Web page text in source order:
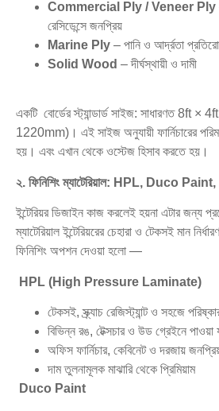
Commercial Ply / Veneer Ply
রেসিডেন্সে জনপ্রিয়
Marine Ply – পানি ও আর্দ্রতা
Solid Wood – দীর্ঘস্থায়ী ও দামী
একটি বোর্ডের স্ট্যান্ডার্ড সাইজ: সাধারণত 8ft
1220mm)। এই সাইজ অনুযায়ী ফার্নিচারের
হয়। এবং এখান থেকে ওস্টেজ হিসাব করতে হয়।
২. ফিনিশিং ম্যাটেরিয়াল: HPL, Duco
ইন্টেরিয়র ডিজাইন কাজ করলেই হয়না এটার জন্য
ম্যাটেরিয়াল ইন্টেরিয়রের চেহারা ও টেকসই মান
ফিনিশিং অপশন দেওয়া হলো —
HPL (High Pressure Laminate)
টেকসই, স্ক্র্যাচ রেজিস্ট্যান্ট ও সহজে
বিভিন্ন রঙ, টেক্সচার ও উড গ্রেইনে পাওয়া
অফিস ফার্নিচার, কেবিনেট ও দরজায়
দাম তুলনামূলক মাঝারি থেকে প্রিমিয়াম
Duco Paint